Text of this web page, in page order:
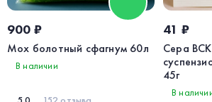
900 ₽
Мох болотный сфагнум 60л
В наличии
41 ₽
Сера
45г
В